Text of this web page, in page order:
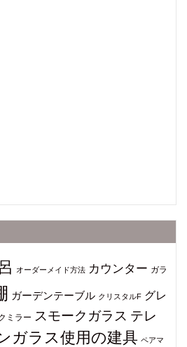
オーダーメイド方法 カウンター ガラ
ガーデンテーブル クリスタルF グレ
ミラー スモークガラス テレ
ガラス使用の建具 ペアマ